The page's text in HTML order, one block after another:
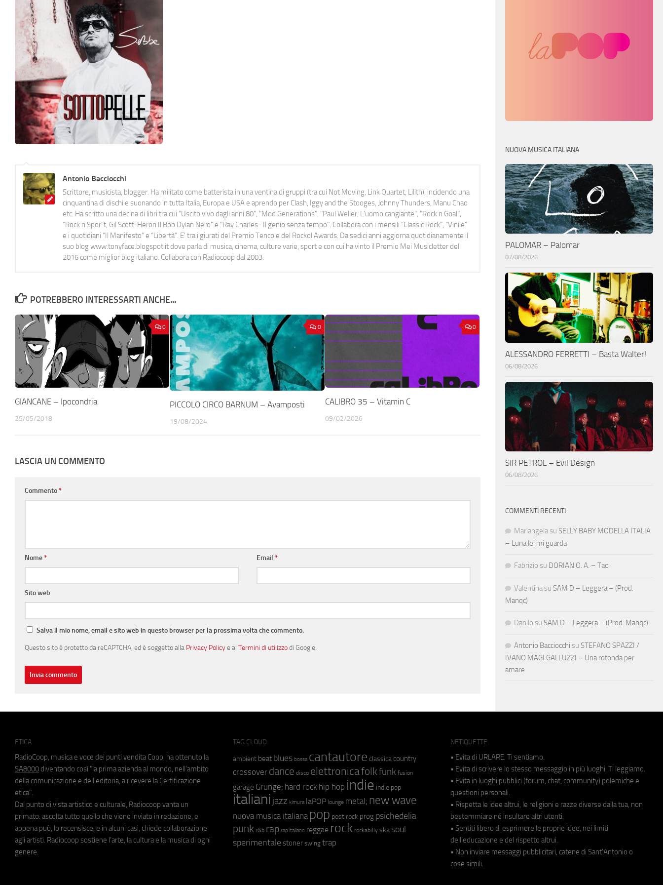
Antonio Bacciocchi
Scrittore, musicista, blogger. Ha militato come batterista in una ventina di gruppi (tra cui Not Moving, Link Quartet, Lilith), incidendo una
cinquantina di dischi e suonando in tutta Italia, Europa e USA e aprendo per Clash, Iggy and the Stooges, Johnny Thunders, Manu Chao
etc. Ha scritto una decina di libri tra cui "Uscito vivo dagli anni 80", "Mod Generations", "Paul Weller, L’uomo cangiante", "Rock n Goal",
"Rock n Spor"t, Gil Scott-Heron Il Bob Dylan Nero" e "Ray Charles- Il genio senza tempo". Collabora con i mensili “Classic Rock”, "Vinile"
e i quotidiani “Il Manifesto” e “Libertà”. E' tra i giurati del Premio Tenco e del Rockol Awards. Da sedici anni aggiorna quotidianamente il
suo blog www.tonyface.blogspot.it dove parla di musica, cinema, culture varie, sport e con cui ha vinto il Premio Mei Musicletter del
2016 come miglior blog italiano. Collabora con Radiocoop dal 2003.
POTREBBERO INTERESSARTI ANCHE...
0
GIANCANE – Ipocondria
25/05/2018
0
PICCOLO CIRCO BARNUM – Avamposti
19/08/2024
0
CALIBRO 35 – Vitamin C
09/02/2026
LASCIA UN COMMENTO
Commento*
Nome* Email*
Sito web
Salva il mio nome, email e sito web in questo browser per la prossima volta che commento.
Questo sito è protetto da reCAPTCHA, ed è soggetto alla Privacy Policye ai Termini di utilizzodi Google.
NUOVA MUSICA ITALIANA
PALOMAR – Palomar
07/08/2026
ALESSANDRO FERRETTI – Basta Walter!
06/08/2026
SIR PETROL – Evil Design
06/08/2026
COMMENTI RECENTI
Mariangela su SELLY BABY MODELLA ITALIA
– Luna lei mi guarda
Fabrizio su DORIAN O. A. – Tao
Valentina su SAM D – Leggera – (Prod.
Manqc)
Danilo su SAM D – Leggera – (Prod. Manqc)
Antonio Bacciocchi su STEFANO SPAZZI /
IVANO MAGI GALLUZZI – Una rotonda per
amare
ETICA
RadioCoop, musica e voce dei punti vendita Coop, ha ottenuto la
SA8000 diventando così "la prima azienda al mondo, nell'ambito
della comunicazione e dell'editoria, a ricevere la Certificazione
etica".
Dal punto di vista artistico e culturale, Radiocoop vanta un
primato: ascolta tutto quello che viene inviato in redazione, e
appena può, lo recensisce, e in alcuni casi, chiede collaborazione
agli artisti. Radiocoop sostiene l'arte, la cultura e la musica di ogni
genere.
TAG CLOUD
ambient beat blues bossa cantautore classica country
crossover dance disco elettronicafolkfunk fusion
garage Grunge; hard rock hip hop indie indie pop
italiani jazz kimura laPOP lounge metal; new wave
nuova musica italiana pop post rock prog psichedelia
punk r&b rap rap italiano reggae rock rockabilly ska soul
sperimentale stoner swing trap
NETIQUETTE
• Evita di URLARE. Ti sentiamo.
• Evita di scrivere lo stesso messaggio in più luoghi. Ti leggiamo.
• Evita in luoghi pubblici (forum, chat, community) polemiche e
questioni personali.
• Rispetta le idee altrui, le religioni e razze diverse dalla tua, non
bestemmiare né insultare altri utenti.
• Sentiti libero di esprimere le proprie idee, nei limiti
dell'educazione e del rispetto altrui.
• Non inviare messaggi pubblicitari, catene di Sant'Antonio o
cose simili.